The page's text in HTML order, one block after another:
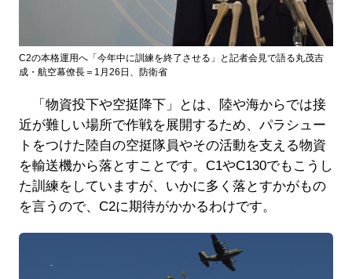
C2の本格運用へ「今年中に訓練を終了させる」と記者会見で語る丸茂吉
成・航空幕僚長＝1月26日、防衛省
「物資投下や空挺降下」とは、陸や海からでは接
近が難しい場所で作戦を展開するため、パラシュー
トをつけた陸自の空挺隊員やその活動を支える物資
を輸送機から落とすことです。C1やC130でもこうし
た訓練をしていますが、いかに多く落とすかがもの
を言うので、C2に期待がかかるわけです。